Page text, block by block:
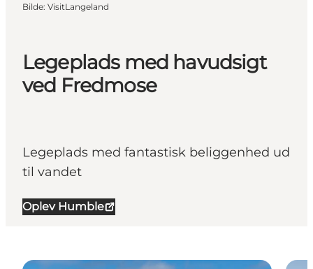
Legeplads med havudsigt
ved Fredmose
Legeplads med fantastisk beliggenhed ud
til vandet
Oplev Humble
Bilde: VisitLangeland